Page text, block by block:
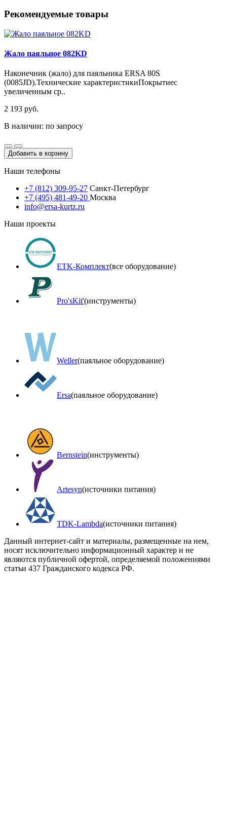
Рекомендуемые товары
Жало паяльное 082KD
Наконечник (жало) для паяльника ERSA 80S
(0085JD).Технические характеристикиПокрытиес
увеличенным ср..
2 193 руб.
В наличии: по запросу
Добавить в корзину
Наши телефоны
+7 (812) 309-95-27 Санкт-Петербург
+7 (495) 481-49-20 Москва
info@ersa-kurtz.ru
Наши проекты
ETK-Комплект(все оборудование)
Pro'sKit'(инструменты)
Weller(паяльное оборудование)
Ersa(паяльное оборудование)
Bernstein(инструменты)
Artesyn(источники питания)
TDK-Lambda(источники питания)
Данный интернет-сайт и материалы, размещенные на нем,
носят исключительно информационный характер и не
являются публичной офертой, определяемой положениями
статьи 437 Гражданского кодекса РФ.